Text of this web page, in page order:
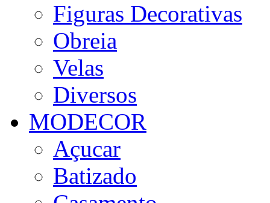
Figuras Decorativas
Obreia
Velas
Diversos
MODECOR
Açucar
Batizado